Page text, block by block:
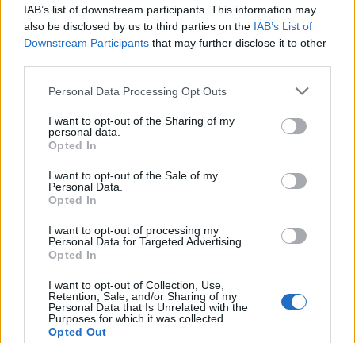
IAB’s list of downstream participants. This information may
also be disclosed by us to third parties on the IAB’s List of
Downstream Participants that may further disclose it to other
Personal Data Processing Opt Outs
I want to opt-out of the Sharing of my
personal data.
Opted In
I want to opt-out of the Sale of my
Personal Data.
Opted In
I want to opt-out of processing my
Personal Data for Targeted Advertising.
Opted In
I want to opt-out of Collection, Use,
Retention, Sale, and/or Sharing of my
Personal Data that Is Unrelated with the
Purposes for which it was collected.
Opted Out
SHOWBIZ
«Με ζύγισες ρε φίλε» - H
«πληρωμένη» απάντηση της
Πετρογιάννη σε follower μετά από
SHOWBIZ
Απασφάλισε ο Δάντης: «Τολμάω να
με ενδιαφέρει αν με παρεξηγήσουν»
SHOWBIZ
βλέμματα με το elegant chic look
επιχείρησης για του επιτρέψει να ασελγήσει σε
ανήλικη